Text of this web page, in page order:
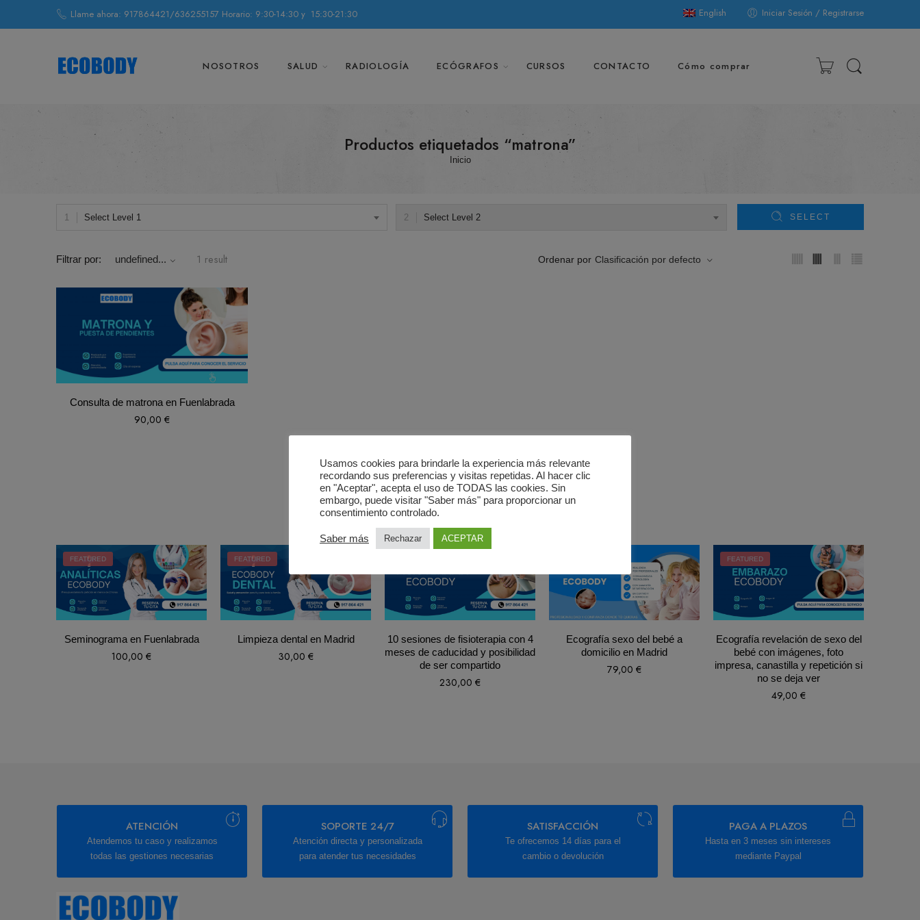
Llame ahora: 917864421/636255157 Horario: 9:30-14:30 y 15:30-21:30 English Iniciar Sesión / Registrarse
NOSOTROS SALUD RADIOLOGÍA ECÓGRAFOS CURSOS CONTACTO Cómo comprar
Productos etiquetados “matrona”
Inicio
Select Level 1 Select Level 2 SELECT
Filtrar por: undefined... 1 result Ordenar por Clasificación por defecto
Consulta de matrona en Fuenlabrada
90,00 €
Recommend Products
FEATURED
Seminograma en Fuenlabrada
100,00 €
FEATURED
Limpieza dental en Madrid
30,00 €
10 sesiones de fisioterapia con 4
meses de caducidad y posibilidad
de ser compartido
230,00 €
Ecografía sexo del bebé a
domicilio en Madrid
79,00 €
FEATURED
Ecografía revelación de sexo del
bebé con imágenes, foto
impresa, canastilla y repetición si
no se deja ver
49,00 €
ATENCIÓN
Atendemos tu caso y realizamos
todas las gestiones necesarias
SOPORTE 24/7
Atención directa y personalizada
para atender tus necesidades
SATISFACCIÓN
Te ofrecemos 14 días para el
cambio o devolución
PAGA A PLAZOS
Hasta en 3 meses sin intereses
mediante Paypal
Usamos cookies para brindarle la experiencia más relevante
recordando sus preferencias y visitas repetidas. Al hacer clic
en "Aceptar", acepta el uso de TODAS las cookies. Sin
embargo, puede visitar "Saber más" para proporcionar un
consentimiento controlado.
Saber más Rechazar ACEPTAR